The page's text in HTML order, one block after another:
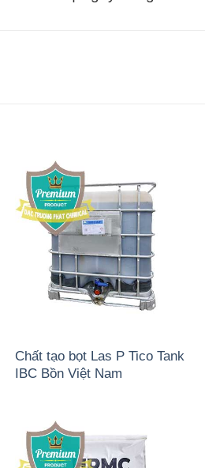
Chất tạo bọt Las P Tico Tank
IBC Bồn Việt Nam